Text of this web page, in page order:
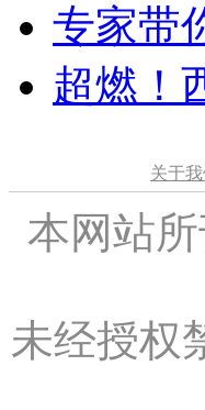
专家带
超燃！
关于
本网站
未经授权